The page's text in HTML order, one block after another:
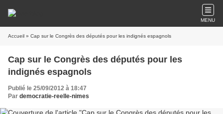
MENU
Accueil » Cap sur le Congrès des députés pour les indignés espagnols
Cap sur le Congrès des députés pour les
indignés espagnols
Publié le 25/09/2012 à 18:47
Par democratie-reelle-nimes